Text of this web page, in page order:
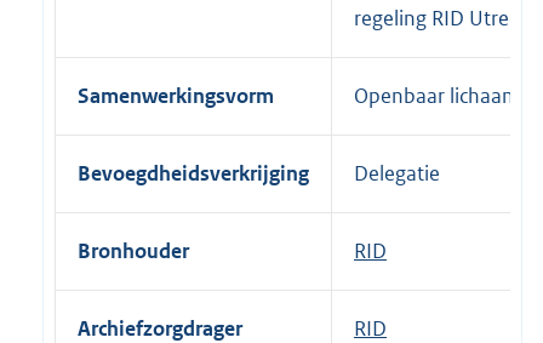
regeling RID Utrecht
Samenwerkingsvorm Openbaar lichaam
Bevoegdheidsverkrijging Delegatie
Bronhouder RID
Archiefzorgdrager RID